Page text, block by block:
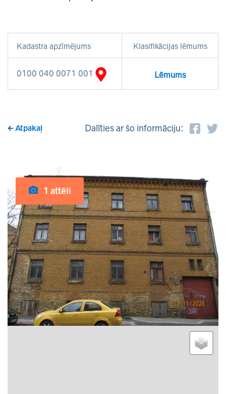
Kadastra apzīmējums Klasifikācijas lēmums
0100 040 0071 001 Lēmums
Atpakaļ Dalīties ar šo informāciju:
1 attēli